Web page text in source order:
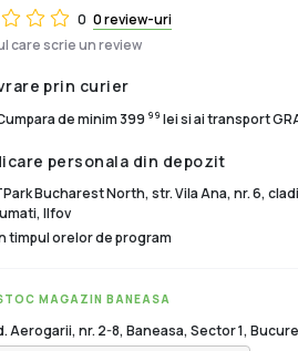
0 0 review-uri
care scrie un review
prin curier
de minim 399 99 lei si ai transport
personala din depozit
Bucharest North, str. Vila Ana, nr. 6,
Ilfov
timpul orelor de program
MAGAZIN BANEASA
Aerogarii, nr. 2-8, Baneasa, Sector 1,